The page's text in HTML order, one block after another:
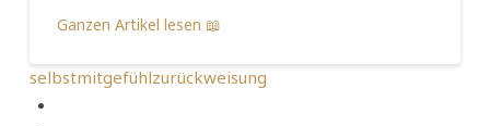
Ganzen Artikel lesen 📖
selbstmitgefühlzurückweisung